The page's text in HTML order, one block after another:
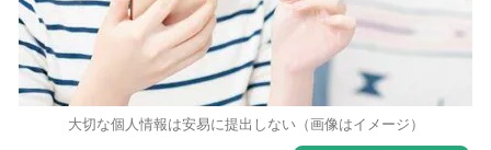
大切な個人情報は安易に提出しない（画像はイメージ）